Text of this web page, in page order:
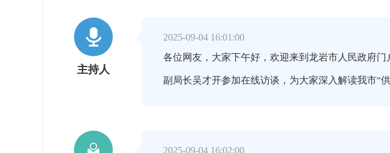

主持人
2025-09-04 16:01:00
各位网友，大家下午好，欢迎来到龙岩市人民政府
副局长吴才开参加在线访谈，为大家深入解读我市“
2025-09-04 16:02:00